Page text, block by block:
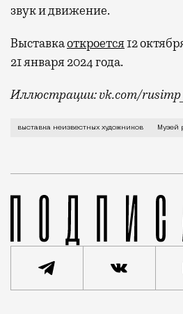
звук и движение.
Выставкаоткроется12
21 января 2024 года.
Иллюстрации: vk.com/
Московскому зрителю
выставка неизвестных художников Музей